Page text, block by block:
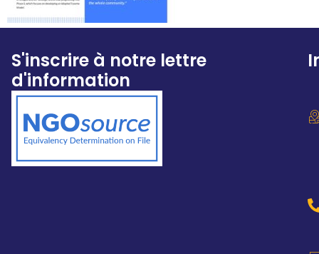
S'inscrire à notre lettre
d'information